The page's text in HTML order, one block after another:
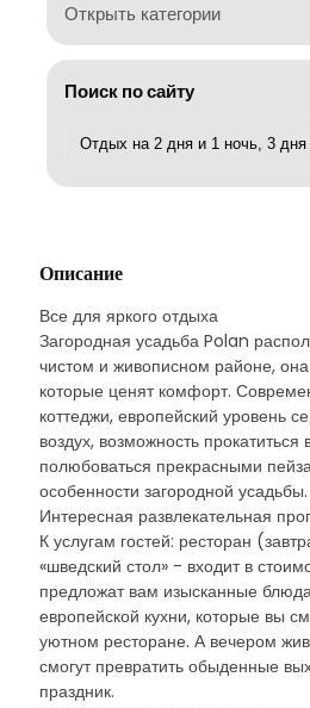
Открыть категории
Поиск по сайту
Описание
Все для яркого отдыха
Загородная усадьба Polan
чистом и живописном районе,
которые ценят комфорт.
коттеджи, европейский уровень
воздух, возможность
полюбоваться прекрасными
особенности загородной усадьбы.
Интересная развлекательная
К услугам гостей: ресторан
«шведский стол» - входит в
предложат вам изысканные блюда
европейской кухни, которые вы
уютном ресторане. А вечером
смогут превратить обыденные
праздник.